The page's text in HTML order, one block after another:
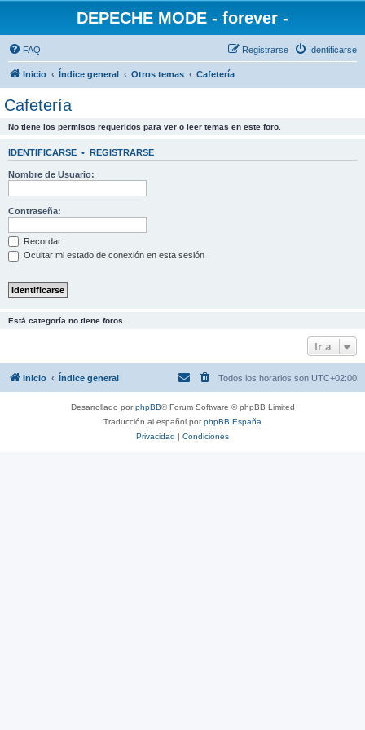
DEPECHE MODE - forever -
FAQ Identificarse
Registrarse
Inicio Índice general Otros temas Cafetería
Cafetería
No tiene los permisos requeridos para ver o leer temas en este foro.
IDENTIFICARSE • REGISTRARSE
Nombre de Usuario:
Contraseña:
Recordar
Ocultar mi estado de conexión en esta sesión
Está categoría no tiene foros.
Ir a
Inicio Índice general Todos los horarios son UTC+02:00
Desarrollado porphpBB® Forum Software © phpBB Limited
Traducción al español porphpBB España
Privacidad | Condiciones